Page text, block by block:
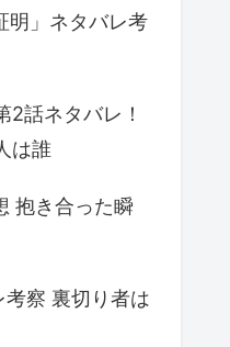
明」ネタバレ考
2話ネタバレ！
は誰
抱き合った瞬
察 裏切り者は